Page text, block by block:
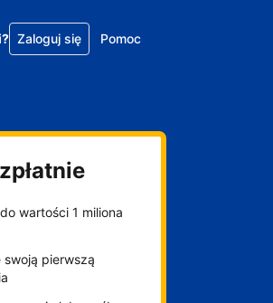
Zaloguj się Pomoc
wartości 1 miliona
pierwszą